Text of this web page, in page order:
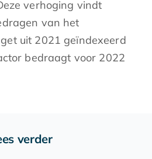
verhoging vindt
van het
uit 2021 geïndexeerd
bedraagt voor 2022
verder